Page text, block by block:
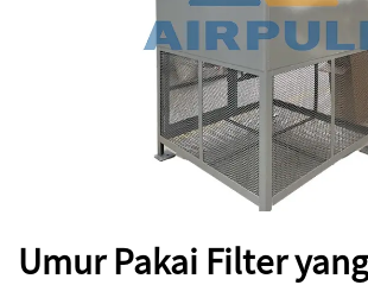
Umur Pakai Filter